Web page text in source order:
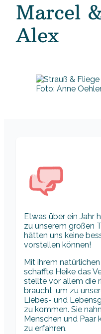
Marcel
Alex
Foto: Anne
Etwas über ein Jahr
zu unserem großen
hätten uns keine
vorstellen können!
Mit ihrem
schaffte Heike das
stellte vor allem die
braucht, um zu
Liebes- und
zu kommen. Sie
Menschen und Paar
zu erfahren.